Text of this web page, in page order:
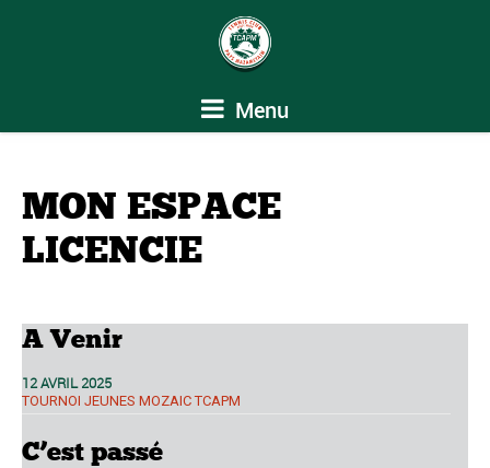
Menu
MON ESPACE
LICENCIE
A Venir
12 AVRIL 2025
TOURNOI JEUNES MOZAIC TCAPM
C’est passé